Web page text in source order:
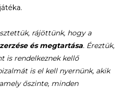
rájöttünk, hogy a
és megtartása. Éreztük,
is rendelkeznek kellő
is el kell nyernünk, akik
őszinte, minden